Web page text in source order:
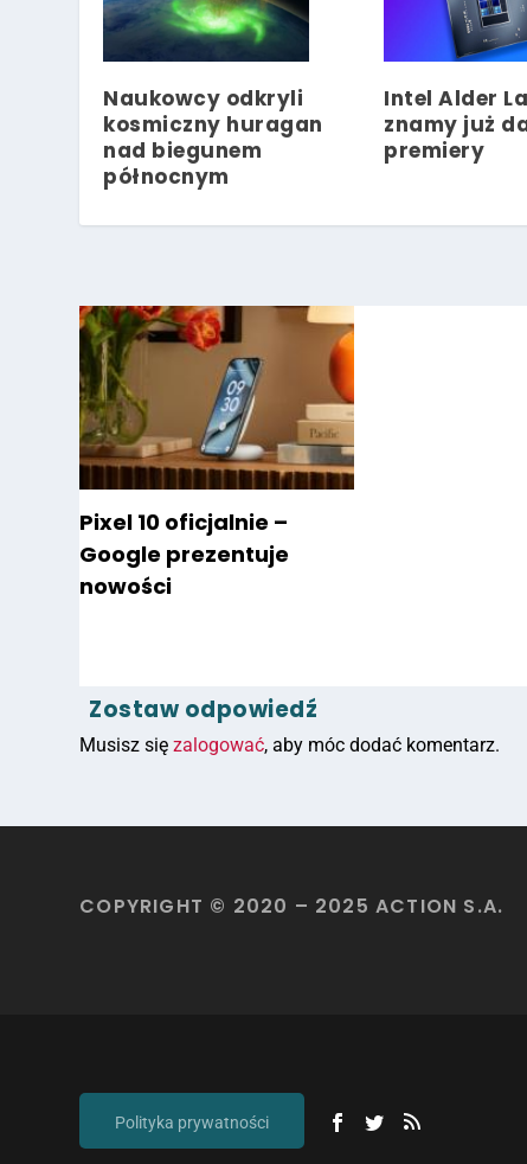
Naukowcy odkryli
kosmiczny huragan
nad biegunem
północnym
Intel Alder
znamy już
premiery
Pixel 10 oficjalnie –
Google prezentuje
nowości
Zostaw odpowiedź
Musisz sięzalogować, aby móc dodać komentarz.
COPYRIGHT © 2020 – 2025 ACTION S.A.
Polityka prywatności